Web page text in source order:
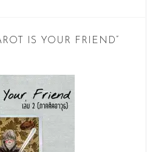
IS YOUR FRIEND”